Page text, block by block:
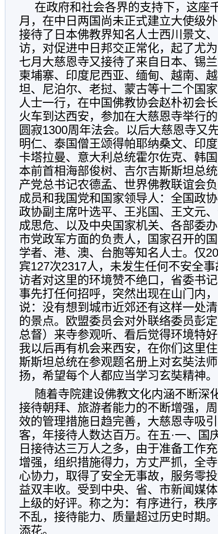
在政府和社会各界的支持下，这座
月，在中日两国尚未正式建立大使级
接待了日本佛教界知名人士西川景文
访，对促进中日邦交正常化，起了尤
七月大慈恩寺又接待了来自日本、锡
柬埔寨、印度尼西亚、缅甸、越南、
坦、尼泊尔、老挝、蒙古等十二个国
人士一行，在中国佛教协会赵朴初会
火车到达西安，参加在大慈恩寺举行
圆寂1300周年法会。以后大慈恩寺又
明仁、泰国僧王颂得帕耶纳桑文、印
卡塔拉曼、意大利总统霍尔佐克、韩
本前首相海部俊树、吉尔吉斯斯坦总
产党总书记农德孟、世界佛教联谊会
成员和我国党和国家领导人：全国政
政协副主席叶选平、王兆国、王文元
成思危、以及中央国家机关、各部委
市党政军方面的负责人，国家召开的
学者、港、澳、台胞等知名人士。仅
宾127次2317人，未发生任何不安全
访者对这里的环境赞不绝口，省委书
事先打任何招呼，突然出现在山门内
说：没有想到城市近郊还有这样一处
的景点。欧盟委员会对外联络委员彭
总督）来寺参观听、看后觉得环境特
我以后再有机会来西安，在你们这里
斯斯坦总统在参观题名册上对玄奘法
扬，希望每个人都应当学习玄奘精神。
随着寺院建设佛教文化内涵不断深
接待朝拜、旅游者能力的不断增强，
效的管理措施日趋完善，大慈恩寺吸
客，年接待人数达百万。在五·一、国
日接待达三万人之多，由于准备工作
增强，组织措施得力，方丈严抓，全
心协力，取得了安全无事故，服务零
益双丰收。受到中央、省、市新闻媒
上级的好评。称之为：有序进行，秩
不乱，接待能力、质量超过历史时期
添花。